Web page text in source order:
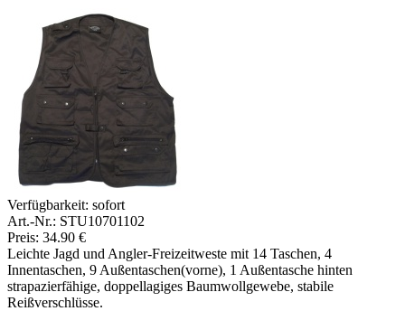
Verfügbarkeit: sofort
Art.-Nr.: STU10701102
Preis: 34.90 €
Leichte Jagd und Angler-Freizeitweste mit 14 Taschen, 4
Innentaschen, 9 Außentaschen(vorne), 1 Außentasche hinten
strapazierfähige, doppellagiges Baumwollgewebe, stabile
Reißverschlüsse.